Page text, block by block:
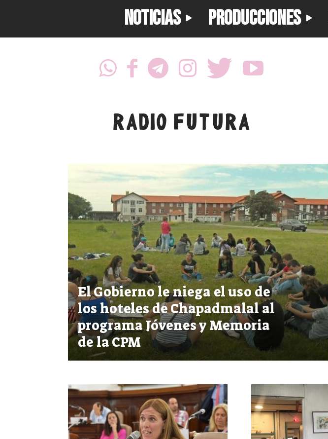
NOTICIAS PRODUCCIONES
RADIO FUTURA
El Gobierno le niega el uso de
los hoteles de Chapadmalal al
programa Jóvenes y Memoria
de la CPM